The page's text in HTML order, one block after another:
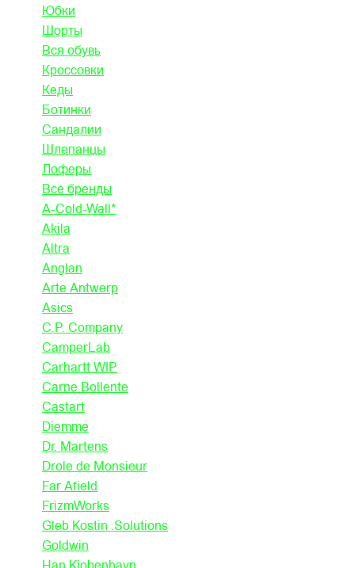
Юбки
Шорты
Вся обувь
Кроссовки
Кеды
Ботинки
Сандалии
Шлепанцы
Лоферы
Все бренды
A-Cold-Wall*
Akila
Altra
Anglan
Arte Antwerp
Asics
C.P. Company
CamperLab
Carhartt WIP
Carne Bollente
Castart
Diemme
Dr. Martens
Drole de Monsieur
Far Afield
FrizmWorks
Gleb Kostin .Solutions
Goldwin